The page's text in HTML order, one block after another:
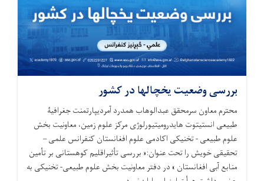
بررسی وضعیت یخچالها در کشور
محترم معاون سرمحقق عبدالوهاب همدرد آمردیپارتمنت جغرافیۀ
طبیعی انستیتوت هایدرومیتیورلوژی مرکز علوم زمین، معاونیت بخش
علوم طبیعی - تخنیکی اکادمی علوم افغانستان کنفرانس علمی –
تحقیقی خویش را تحت عنوان:« بررسی تأثیراقلیم کوهستانی بر تأمین
منابع آبی افغانستان » در دفتر معاونیت بخش علوم طبیعی- تخنیکی به